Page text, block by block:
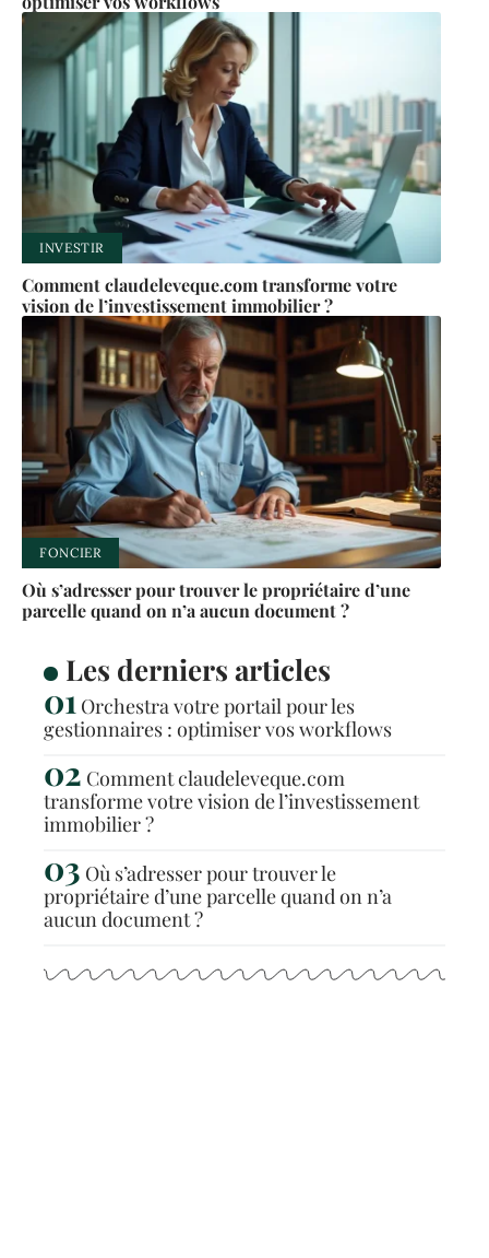
INVESTIR
Comment claudeleveque.com transforme votre
vision de l’investissement immobilier ?
FONCIER
Où s’adresser pour trouver le propriétaire d’une
parcelle quand on n’a aucun document ?
Les derniers articles
Orchestra votre portail pour les
gestionnaires : optimiser vos workflows
Comment claudeleveque.com
transforme votre vision de l’investissement
immobilier ?
Où s’adresser pour trouver le
propriétaire d’une parcelle quand on n’a
aucun document ?